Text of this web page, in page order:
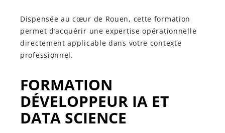
Dispensée au cœur de Rouen, cette formation
permet d’acquérir une expertise opérationnelle
directement applicable dans votre contexte
professionnel.
FORMATION
DÉVELOPPEUR IA ET
DATA SCIENCE